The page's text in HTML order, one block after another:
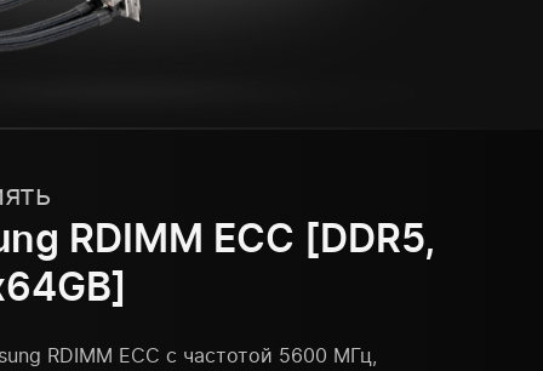
RDIMM ECC [DDR5,
RDIMM ECC с частотой 5600 МГц,